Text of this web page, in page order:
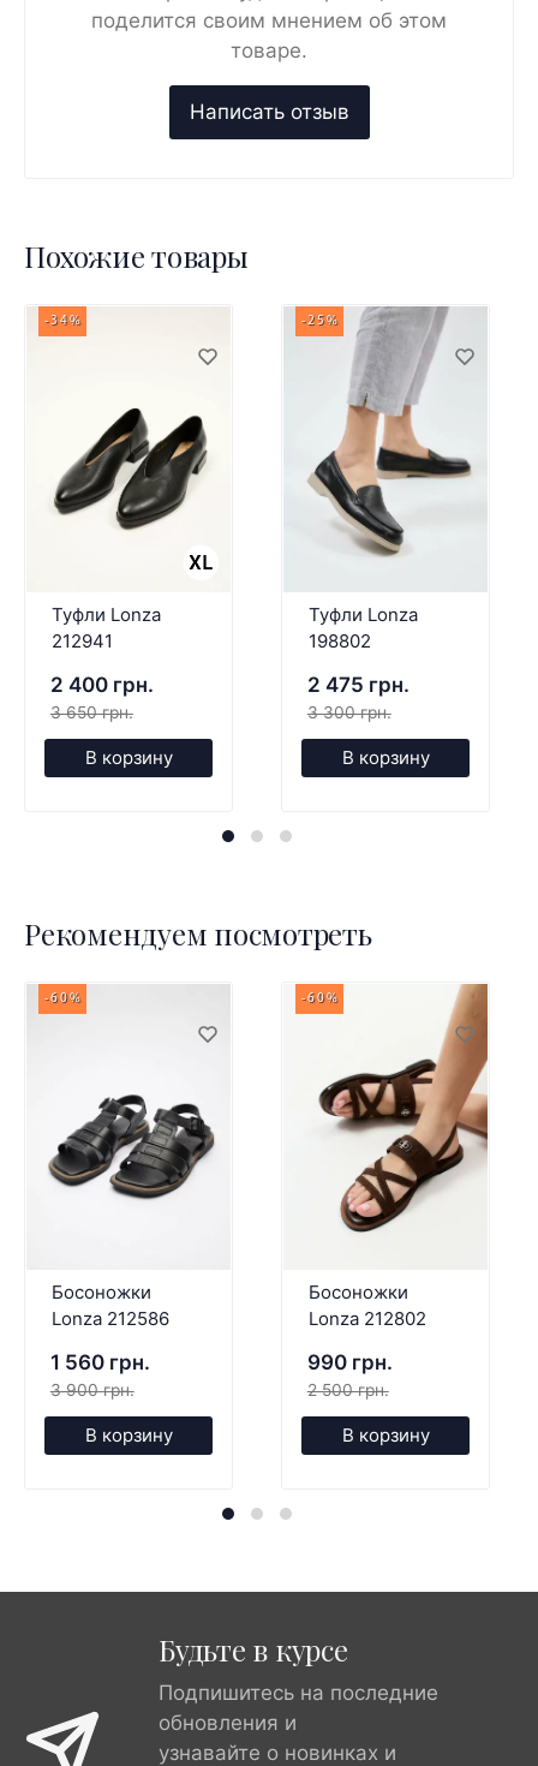
поделится своим мнением об этом
товаре.
Похожие товары
-34%
Туфли Lonza
212941
2 400 грн.
3 650 грн.
В корзину
-25%
Туфли Lonza
198802
2 475 грн.
3 300 грн.
В корзину
Рекомендуем посмотреть
-60%
Босоножки
Lonza 212586
1 560 грн.
3 900 грн.
В корзину
-60%
Босоножки
Lonza 212802
990 грн.
2 500 грн.
В корзину
Будьте в курсе
Подпишитесь на последние
обновления и
узнавайте о новинках и